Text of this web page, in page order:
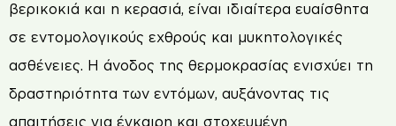
βερικοκιά και η κερασιά, είναι ιδιαίτερα ευαίσθητα
σε εντομολογικούς εχθρούς και μυκητολογικές
ασθένειες. Η άνοδος της θερμοκρασίας ενισχύει τη
δραστηριότητα των εντόμων, αυξάνοντας τις
απαιτήσεις για έγκαιρη και στοχευμένη